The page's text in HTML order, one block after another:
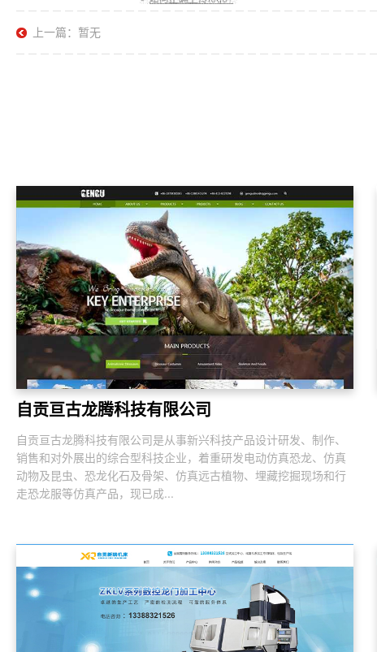
上一篇：暂无
自贡亘古龙腾科技有限公司
自贡亘古龙腾科技有限公司是从事新兴科技产品设计研发、制作、
销售和对外展出的综合型科技企业，着重研发电动仿真恐龙、仿真
动物及昆虫、恐龙化石及骨架、仿真远古植物、埋藏挖掘现场和行
走恐龙服等仿真产品，现已成...